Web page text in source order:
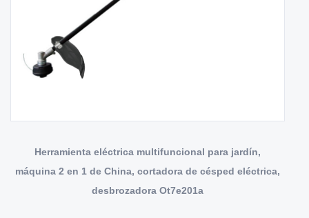
Herramienta eléctrica multifuncional para jardín,
máquina 2 en 1 de China, cortadora de césped eléctrica,
desbrozadora Ot7e201a